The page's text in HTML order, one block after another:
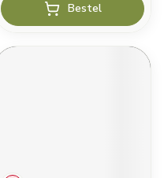
Bestel